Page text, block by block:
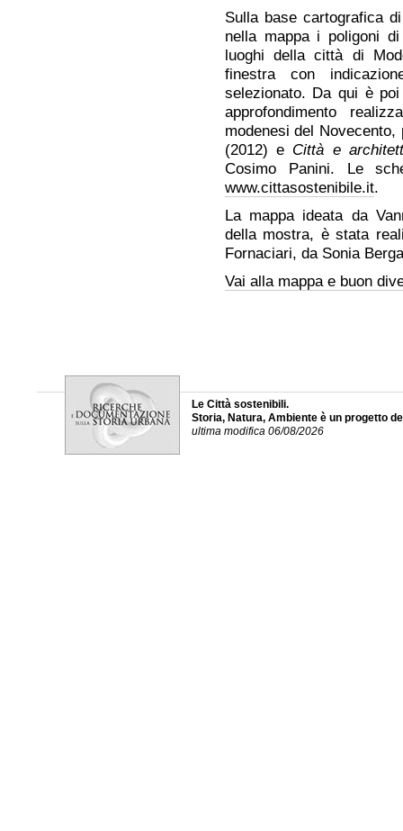
Sulla base cartografica
nella mappa i poligoni
luoghi della città di
finestra con
selezionato. Da qui è
approfondimento
modenesi del
(2012) e Città e
Cosimo Panini. Le
www.cittasostenibile.it.
La mappa ideata da
della mostra, è stata
Fornaciari, da Sonia
Vai alla mappa e buon
Le Città sostenibili.
Storia, Natura, Ambiente è un progetto
ultima modifica 06/08/2026